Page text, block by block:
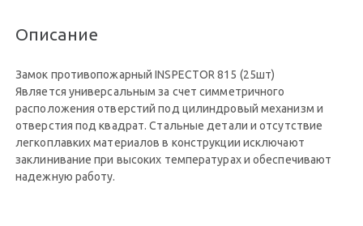
Описание
Замок противопожарный INSPECTOR 815 (25шт)
Является универсальным за счет симметричного
расположения отверстий под цилиндровый механизм и
отверстия под квадрат. Стальные детали и отсутствие
легкоплавких материалов в конструкции исключают
заклинивание при высоких температурах и обеспечивают
надежную работу.